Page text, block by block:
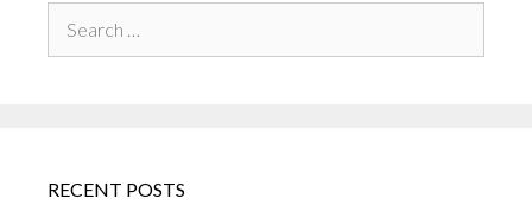
RECENT POSTS